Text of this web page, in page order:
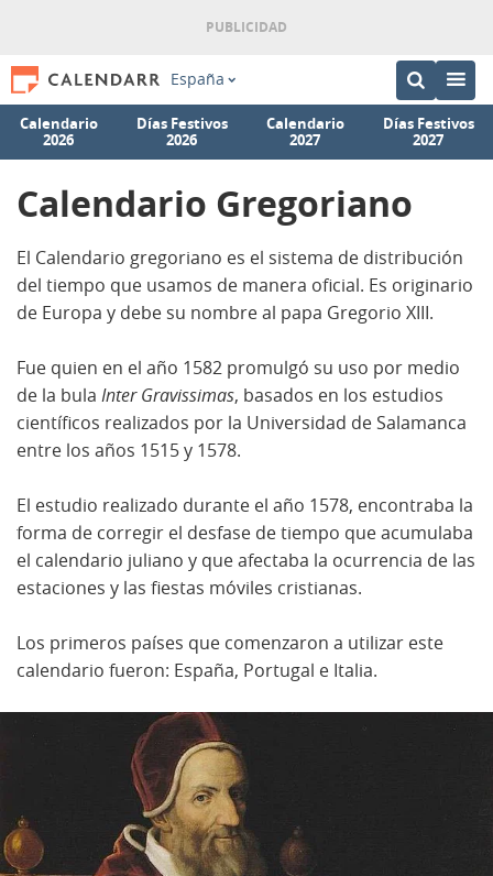
España
Calendario
2026
Días Festivos
2026
Calendario
2027
Días Festivos
2027
Calendario Gregoriano
El Calendario gregoriano es el sistema de distribución
del tiempo que usamos de manera oficial. Es originario
de Europa y debe su nombre al papa Gregorio XIII.
Fue quien en el año 1582 promulgó su uso por medio
de la bula Inter Gravissimas, basados en los estudios
científicos realizados por la Universidad de Salamanca
entre los años 1515 y 1578.
El estudio realizado durante el año 1578, encontraba la
forma de corregir el desfase de tiempo que acumulaba
el calendario juliano y que afectaba la ocurrencia de las
estaciones y las fiestas móviles cristianas.
Los primeros países que comenzaron a utilizar este
calendario fueron: España, Portugal e Italia.